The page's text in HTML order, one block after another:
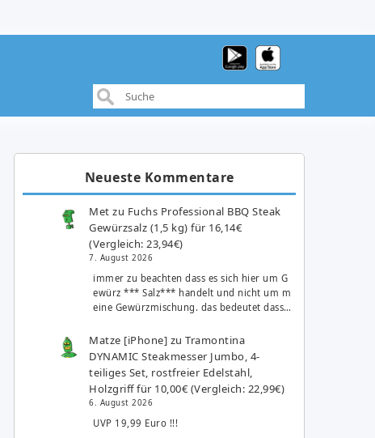
Neueste Kommentare
Met zu Fuchs Professional BBQ Steak
Gewürzsalz (1,5 kg) für 16,14€
(Vergleich: 23,94€)
7. August 2026
immer zu beachten dass es sich hier um G
ewürz *** Salz*** handelt und nicht um m
eine Gewürzmischung. das bedeutet dass…
Matze [iPhone] zuTramontina
DYNAMIC Steakmesser Jumbo, 4-
teiliges Set, rostfreier Edelstahl,
Holzgriff für 10,00€ (Vergleich: 22,99€)
6. August 2026
UVP 19,99 Euro !!!